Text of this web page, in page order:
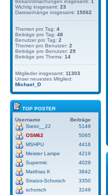
Wichtig insgesamt: 23
Dateianhänge insgesamt: 15062
Themen pro Tag: 4
Beiträge pro Tag: 48
Benutzer pro Tag: 2
Themen pro Benutzer: 2
Beiträge pro Benutzer: 29
Beiträge pro Thema: 14
Mitglieder insgesamt: 11303
Unser neuestes Mitglied:
Michael_D
TOP POSTER
Username
Beiträge
Steini__22
5149
OSM62
5065
MSHPU
4416
Meister Lampe
4219
Supermic
4029
Matthias K
3842
Stratos-Schorsch
3350
schorsch
3249